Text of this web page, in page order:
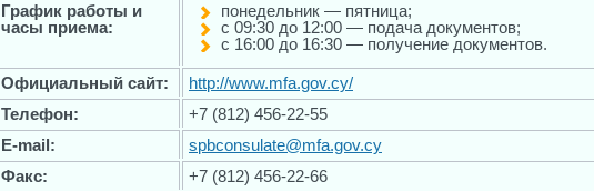
График работы и
часы приема:
понедельник — пятница;
с 09:30 до 12:00 — подача документов;
с 16:00 до 16:30 — получение документов.
Официальный сайт:
http://www.mfa.gov.cy/
Телефон:
+7 (812) 456-22-55
E-mail:
spbconsulate@mfa.gov.cy
Факс:
+7 (812) 456-22-66